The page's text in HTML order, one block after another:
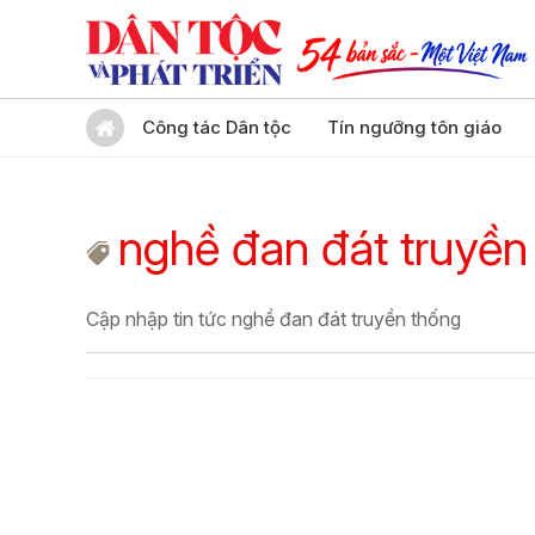
Công tác Dân tộc Tín ngưỡng tôn giáo
nghề đan đát
Cập nhập tin tức nghề đan đát truyền thống